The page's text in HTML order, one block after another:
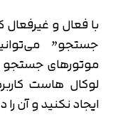
با فعال و
جستجو”
موتورهای جستجو
لوکال هاست
ایجاد نکنید و آن